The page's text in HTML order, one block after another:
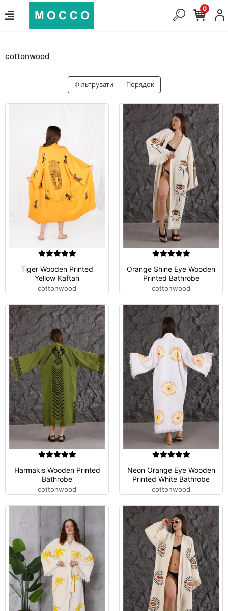
0
cottonwood
Фільтрувати Порядок
Tiger Wooden Printed
Yellow Kaftan
cottonwood
Orange Shine Eye Wooden
Printed Bathrobe
cottonwood
Harmakis Wooden Printed
Bathrobe
cottonwood
Neon Orange Eye Wooden
Printed White Bathrobe
cottonwood